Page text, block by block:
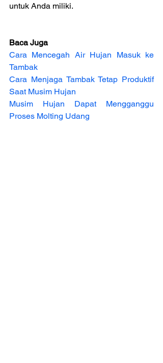
untuk Anda miliki.
Baca Juga
Cara Mencegah Air Hujan Masuk ke
Tambak
Cara Menjaga Tambak Tetap Produktif
Saat Musim Hujan
Musim Hujan Dapat Mengganggu
Proses Molting Udang